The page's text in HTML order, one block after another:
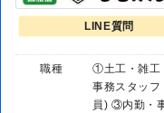
LINE質問
職種
①土工・雑工
事務スタッフ
員) ③内勤・